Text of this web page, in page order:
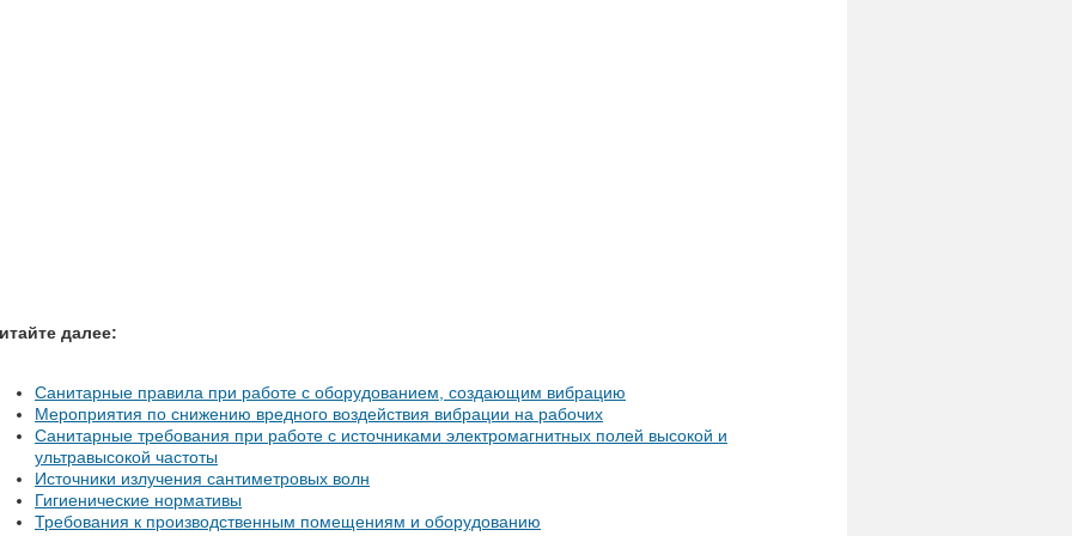
далее:
Санитарные правила при работе с оборудованием, создающим вибрацию
Мероприятия по снижению вредного воздействия вибрации на рабочих
Санитарные требования при работе с источниками электромагнитных полей высокой и
ультравысокой частоты
Источники излучения сантиметровых волн
Гигиенические нормативы
Требования к производственным помещениям и оборудованию